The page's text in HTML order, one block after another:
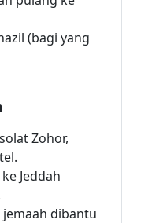
(bagi yang
Zohor,
Jeddah
dibantu